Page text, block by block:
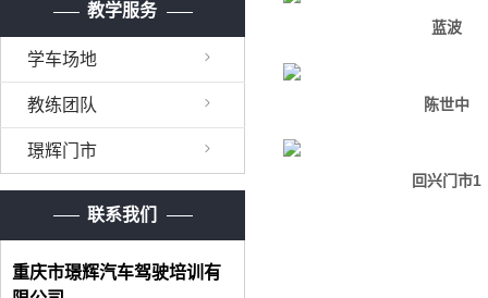
教学服务
学车场地
教练团队
璟辉门市
联系我们
重庆市璟辉汽车驾驶培训有
蓝波
陈世中
回兴门市1